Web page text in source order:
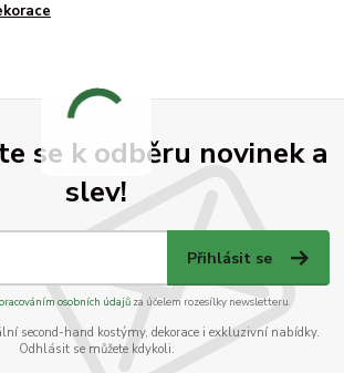
se k odběru novinek a
slev!
Přihlásit se
osobních údajůza účelem rozesílky newsletteru.
second-hand kostýmy, dekorace i exkluzivní nabídky.
Odhlásit se můžete kdykoli.